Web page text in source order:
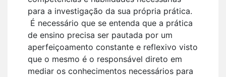
para a investigação da sua própria prática.
É necessário que se entenda que a prática
de ensino precisa ser pautada por um
aperfeiçoamento constante e reflexivo visto
que o mesmo é o responsável direto em
mediar os conhecimentos necessários para